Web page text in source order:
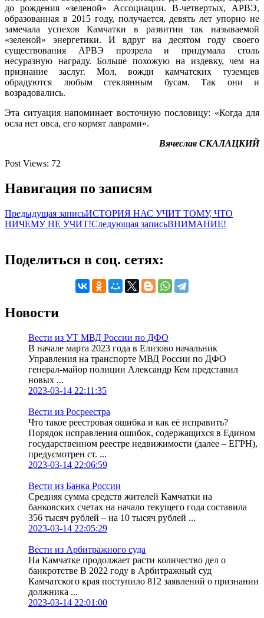
до рождения «зеленой» Ассоциации. В-четвертых, АРВЭ,
образованная в 2015 году, получается, девять лет упорно не
замечала успехов Камчатки в развитии так называемой
«зеленой» энергетики. И вдруг на десятом году своего
существования АРВЭ прозрела и придумала столь
несуразную награду. Больше похожую на издевку, чем на
признание заслуг. Мол, вожди камчатских туземцев
обрадуются любым стеклянным бусам. Так они и
возрадовались.
Эта ситуация напоминает восточную пословицу: «Когда для
осла нет овса, его кормят лаврами».
Вячеслав СКАЛАЦКИЙ
Post Views: 72
Навигация по записям
Предыдущая записьИСТОРИЯ НАС УЧИТ ТОМУ, ЧТО
НИЧЕМУ НЕ УЧИТ!Следующая записьВНИМАНИЕ!
Поделиться в соц. сетях:
Новости
Вести из УТ МВД России по ДФО
В начале марта 2023 года в Елизово начальник
Управления на транспорте МВД России по ДФО
генерал-майор полиции Александр Кем представил
новых ...
2023-03-14 22:11:35
Вести из Росреестра
Что такое реестровая ошибка и как её исправить?
Порядок исправления ошибок, содержащихся в Едином
государственном реестре недвижимости (далее – ЕГРН),
предусмотрен ст. ...
2023-03-14 22:06:59
Вести из Банка России
Средняя сумма средств жителей Камчатки на
банковских счетах на начало текущего года составила
356 тысяч рублей – на 10 тысяч рублей ...
2023-03-14 22:05:29
Вести из Арбитражного суда
На Камчатке продолжает расти количество дел о
банкротстве В 2022 году в Арбитражный суд
Камчатского края поступило 812 заявлений о признании
должника ...
2023-03-14 22:01:00